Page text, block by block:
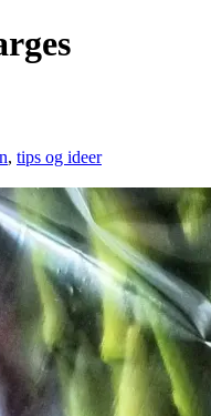
, tips og ideer